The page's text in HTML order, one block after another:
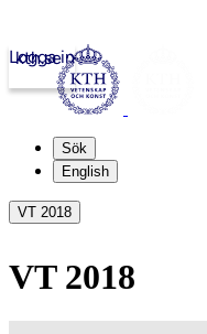
kth.se
Logga in
Sök
English
VT 2018
VT 2018